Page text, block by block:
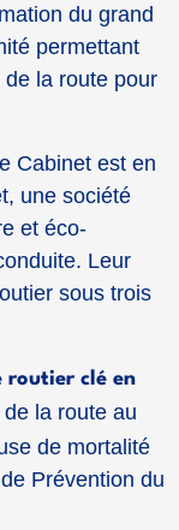
du grand
permettant
de la route pour
Cabinet est en
une société
et éco-
Leur
sous trois
routier clé en
la route au
de mortalité
Prévention du